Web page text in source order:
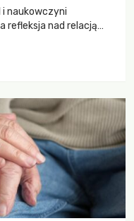
naukowczyni
refleksja nad relacją